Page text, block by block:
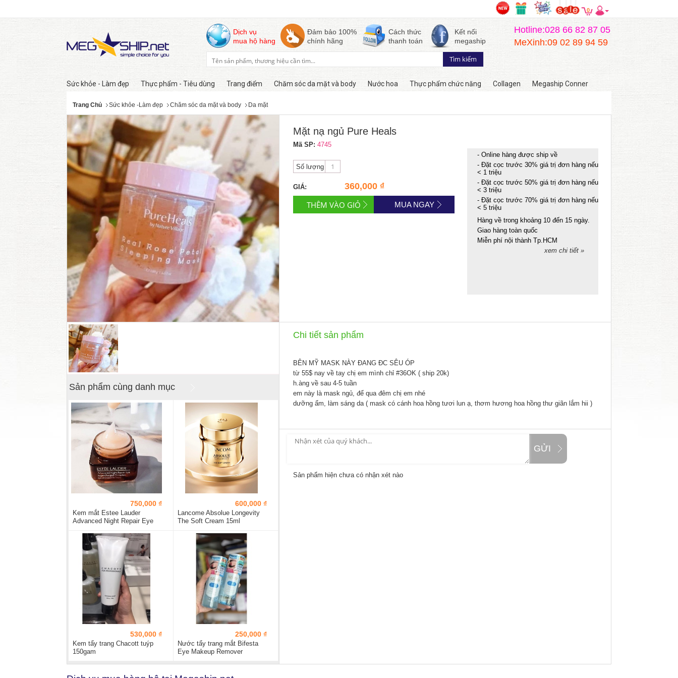
0
Dịch vụ
mua hộ hàng
Đảm bảo 100%
chính hãng
Cách thức
thanh toán
Kết nối
megaship
Hotline:028 66 82 87 05
MeXinh:09 02 89 94 59
Sức khỏe - Làm đẹp Thực phẩm - Tiêu dùng Trang điểm Chăm sóc da mặt và body Nước hoa Thực phẩm chức năng Collagen Megaship Conner
Trang Chủ Sức khỏe -Làm đẹp Chăm sóc da mặt và body Da mặt
Hàng online
Sản phẩm cùng danh mục
750,000 ₫
Kem mắt Estee Lauder
Advanced Night Repair Eye
600,000 ₫
Lancome Absolue Longevity
The Soft Cream 15ml
530,000 ₫
Kem tẩy trang Chacott tuýp
150gam
250,000 ₫
Nước tẩy trang mắt Bifesta
Eye Makeup Remover
Mặt nạ ngủ Pure Heals
Mã SP: 4745
Số lượng
GIÁ: 360,000 ₫
MUA NGAY
- Online hàng được ship về
- Đặt cọc trước 30% giá trị đơn hàng nếu
< 1 triệu
- Đặt cọc trước 50% giá trị đơn hàng nếu
< 3 triệu
- Đặt cọc trước 70% giá trị đơn hàng nếu
< 5 triệu
Hàng về trong khoảng 10 đến 15 ngày.
Giao hàng toàn quốc
Miễn phí nội thành Tp.HCM
xem chi tiết »
Chi tiết sản phẩm
BÊN MỸ MASK NÀY ĐANG ĐC SÊU ÓP
từ 55$ nay về tay chị em mình chỉ #36OK ( ship 20k)
h.àng về sau 4-5 tuần
em này là mask ngủ, để qua đêm chị em nhé
dưỡng ẩm, làm sáng da ( mask có cánh hoa hồng tươi lun ạ, thơm hương hoa hồng thư giãn lắm hii )
GỬI
Sản phẩm hiện chưa có nhận xét nào